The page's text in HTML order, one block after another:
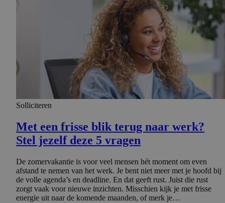
Solliciteren
Met een frisse blik terug naar werk?
Stel jezelf deze 5 vragen
De zomervakantie is voor veel mensen hét moment om even
afstand te nemen van het werk. Je bent niet meer met je hoofd bij
de volle agenda’s en deadline. En dat geeft rust. Juist die rust
zorgt vaak voor nieuwe inzichten. Misschien kijk je met frisse
energie uit naar de komende maanden, of merk je…